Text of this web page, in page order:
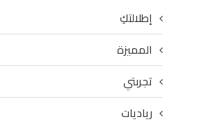
إطلالتكِ
المميزة
تجربتي
رياديات